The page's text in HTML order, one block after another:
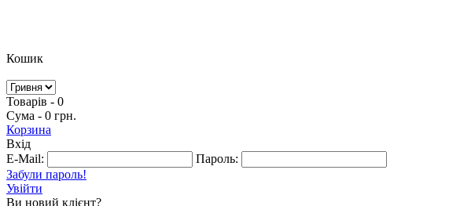
Кошик
Товарів - 0
Сума - 0 грн.
Корзина
Вхід
E-Mail:
Пароль:
Забули пароль!
Увійти
Ви новий клієнт?